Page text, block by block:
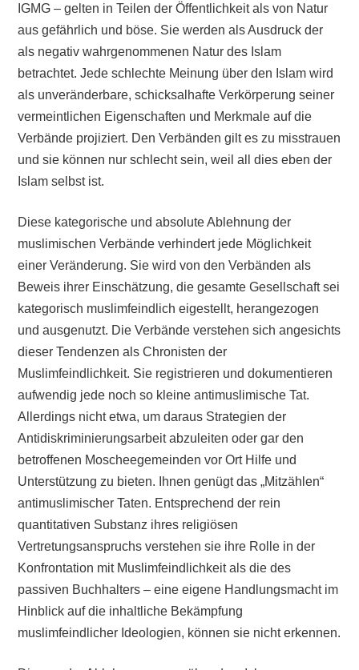
IGMG – gelten in Teilen der Öffentlichkeit als von Natur
aus gefährlich und böse. Sie werden als Ausdruck der
als negativ wahrgenommenen Natur des Islam
betrachtet. Jede schlechte Meinung über den Islam wird
als unveränderbare, schicksalhafte Verkörperung seiner
vermeintlichen Eigenschaften und Merkmale auf die
Verbände projiziert. Den Verbänden gilt es zu misstrauen
und sie können nur schlecht sein, weil all dies eben der
Islam selbst ist.
Diese kategorische und absolute Ablehnung der
muslimischen Verbände verhindert jede Möglichkeit
einer Veränderung. Sie wird von den Verbänden als
Beweis ihrer Einschätzung, die gesamte Gesellschaft sei
kategorisch muslimfeindlich eigestellt, herangezogen
und ausgenutzt. Die Verbände verstehen sich angesichts
dieser Tendenzen als Chronisten der
Muslimfeindlichkeit. Sie registrieren und dokumentieren
aufwendig jede noch so kleine antimuslimische Tat.
Allerdings nicht etwa, um daraus Strategien der
Antidiskriminierungsarbeit abzuleiten oder gar den
betroffenen Moscheegemeinden vor Ort Hilfe und
Unterstützung zu bieten. Ihnen genügt das „Mitzählen“
antimuslimischer Taten. Entsprechend der rein
quantitativen Substanz ihres religiösen
Vertretungsanspruchs verstehen sie ihre Rolle in der
Konfrontation mit Muslimfeindlichkeit als die des
passiven Buchhalters – eine eigene Handlungsmacht im
Hinblick auf die inhaltliche Bekämpfung
muslimfeindlicher Ideologien, können sie nicht erkennen.